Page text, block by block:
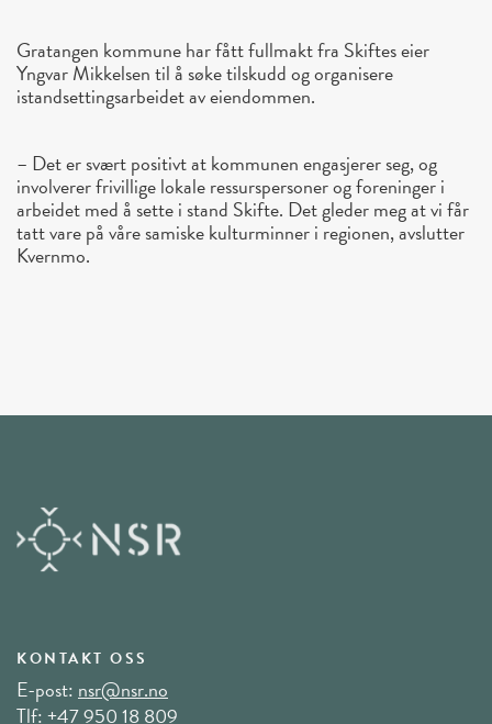
Gratangen kommune har fått fullmakt fra Skiftes eier
Yngvar Mikkelsen til å søke tilskudd og organisere
istandsettingsarbeidet av eiendommen.
– Det er svært positivt at kommunen engasjerer seg, og
involverer frivillige lokale ressurspersoner og foreninger i
arbeidet med å sette i stand Skifte. Det gleder meg at vi får
tatt vare på våre samiske kulturminner i regionen, avslutter
Kvernmo.
KONTAKT OSS
E-post:nsr@nsr.no
Tlf:+47 950 18 809